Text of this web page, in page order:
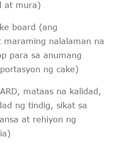
at mura)
board (ang
maraming nalalaman na
para sa anumang
ng cake)
mataas na kalidad,
ng tindig, sikat sa
at rehiyon ng